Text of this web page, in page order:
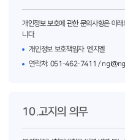
개인정보 보호에 관한 문의사항은 아
니다.
개인정보 보호책임자: 엔지엘
연락처: 051-462-7411 /
10.고지의 의무